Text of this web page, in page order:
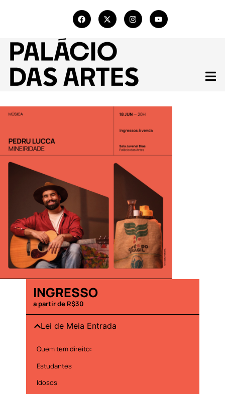
INGRESSO
a partir de R$30
Lei de Meia Entrada
Quem tem direito:
Estudantes
Idosos